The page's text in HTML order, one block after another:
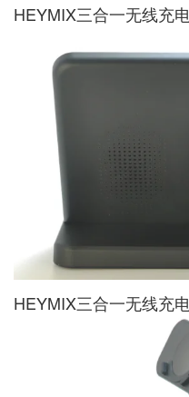
HEYMIX三合一无线充
HEYMIX三合一无线充